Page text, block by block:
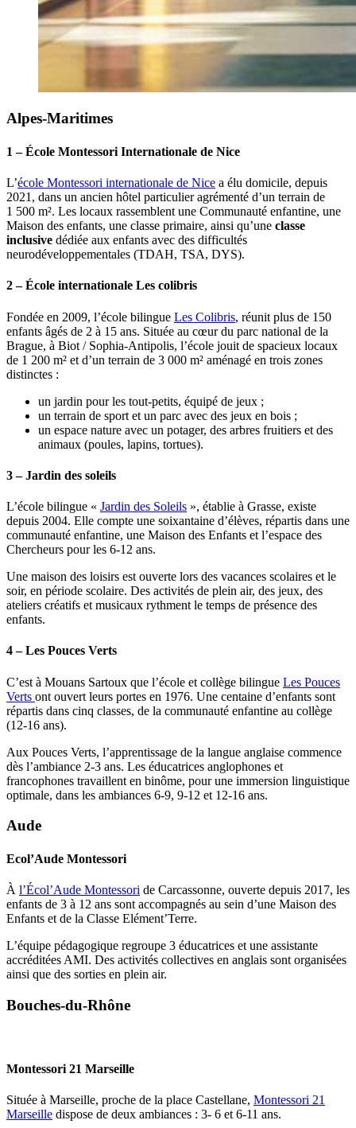
Alpes-Maritimes
1 – École Montessori Internationale de Nice
L’école Montessori internationale de Nice a élu domicile, depuis
2021, dans un ancien hôtel particulier agrémenté d’un terrain de
1 500 m². Les locaux rassemblent une Communauté enfantine, une
Maison des enfants, une classe primaire, ainsi qu’une classe
inclusive dédiée aux enfants avec des difficultés
neurodéveloppementales (TDAH, TSA, DYS).
2 – École internationale Les colibris
Fondée en 2009, l’école bilingue Les Colibris, réunit plus de 150
enfants âgés de 2 à 15 ans. Située au cœur du parc national de la
Brague, à Biot / Sophia-Antipolis, l’école jouit de spacieux locaux
de 1 200 m² et d’un terrain de 3 000 m² aménagé en trois zones
distinctes :
un jardin pour les tout-petits, équipé de jeux ;
un terrain de sport et un parc avec des jeux en bois ;
un espace nature avec un potager, des arbres fruitiers et des
animaux (poules, lapins, tortues).
3 – Jardin des soleils
L’école bilingue « Jardin des Soleils », établie à Grasse, existe
depuis 2004. Elle compte une soixantaine d’élèves, répartis dans une
communauté enfantine, une Maison des Enfants et l’espace des
Chercheurs pour les 6-12 ans.
Une maison des loisirs est ouverte lors des vacances scolaires et le
soir, en période scolaire. Des activités de plein air, des jeux, des
ateliers créatifs et musicaux rythment le temps de présence des
enfants.
4 – Les Pouces Verts
C’est à Mouans Sartoux que l’école et collège bilingue Les Pouces
Verts ont ouvert leurs portes en 1976. Une centaine d’enfants sont
répartis dans cinq classes, de la communauté enfantine au collège
(12-16 ans).
Aux Pouces Verts, l’apprentissage de la langue anglaise commence
dès l’ambiance 2-3 ans. Les éducatrices anglophones et
francophones travaillent en binôme, pour une immersion linguistique
optimale, dans les ambiances 6-9, 9-12 et 12-16 ans.
Aude
Ecol’Aude Montessori
À l’Écol’Aude Montessori de Carcassonne, ouverte depuis 2017, les
enfants de 3 à 12 ans sont accompagnés au sein d’une Maison des
Enfants et de la Classe Elément’Terre.
L’équipe pédagogique regroupe 3 éducatrices et une assistante
accréditées AMI. Des activités collectives en anglais sont organisées
ainsi que des sorties en plein air.
Bouches-du-Rhône
Montessori 21 Marseille
Située à Marseille, proche de la place Castellane, Montessori 21
Marseille dispose de deux ambiances : 3- 6 et 6-11 ans.